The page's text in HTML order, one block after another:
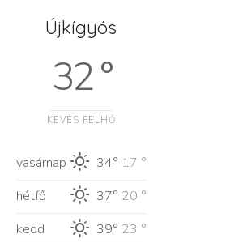
Újkígyós
32 °
KEVÉS FELHŐ
vasárnap 34° 17 °
hétfő
37° 20 °
kedd
39° 23 °